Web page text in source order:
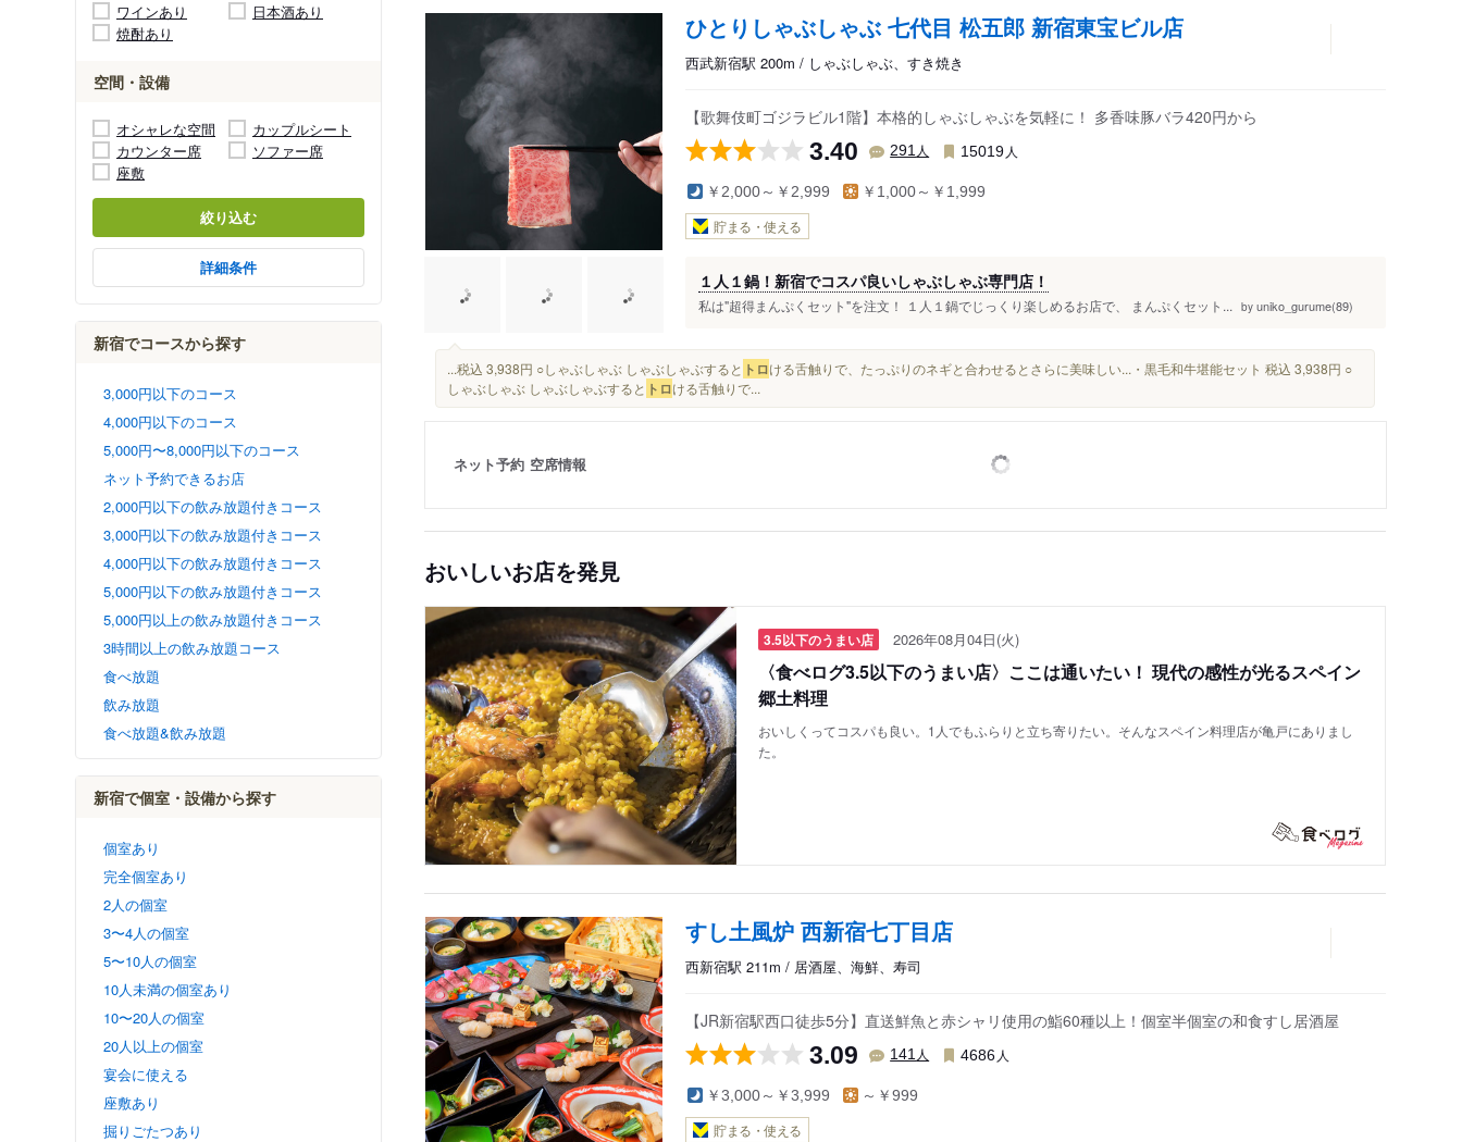
ワインあり
日本酒あり
焼酎あり
空間・設備
オシャレな空間
カップルシート
カウンター席
ソファー席
座敷
絞り込む
詳細条件
新宿でコースから探す
3,000円以下のコース
4,000円以下のコース
5,000円〜8,000円以下のコース
ネット予約できるお店
2,000円以下の飲み放題付きコース
3,000円以下の飲み放題付きコース
4,000円以下の飲み放題付きコース
5,000円以下の飲み放題付きコース
5,000円以上の飲み放題付きコース
3時間以上の飲み放題コース
食べ放題
飲み放題
食べ放題&飲み放題
新宿で個室・設備から探す
個室あり
完全個室あり
2人の個室
3〜4人の個室
5〜10人の個室
10人未満の個室あり
10〜20人の個室
20人以上の個室
宴会に使える
座敷あり
掘りごたつあり
ひとりしゃぶしゃぶ 七代目 松五郎 新宿東宝ビル店
西武新宿駅 200m / しゃぶしゃぶ、すき焼き
【歌舞伎町ゴジラビル1階】本格的しゃぶしゃぶを気軽に！ 多香味豚バラ420円から
3.40 291 人 15019 人
￥2,000～￥2,999 ￥1,000～￥1,999
貯まる・使える
１人１鍋！新宿でコスパ良いしゃぶしゃぶ専門店！
私は"超得まんぷくセット"を注文！ １人１鍋でじっくり楽しめるお店で、 まんぷくセット... by uniko_gurume(89)
...税込 3,938円 ○しゃぶしゃぶ しゃぶしゃぶすると トロける舌触りで、たっぷりのネギと合わせるとさらに美味しい...・黒毛和牛堪能セット 税込 3,938円 ○
しゃぶしゃぶ しゃぶしゃぶすると トロける舌触りで...
ネット予約 空席情報
おいしいお店を発見
3.5以下のうまい店 2026年08月04日(火)
〈食べログ3.5以下のうまい店〉ここは通いたい！ 現代の感性が光るスペイン
郷土料理
おいしくってコスパも良い。1人でもふらりと立ち寄りたい。そんなスペイン料理店が亀戸にありまし
た。
すし土風炉 西新宿七丁目店
西新宿駅 211m / 居酒屋、海鮮、寿司
【JR新宿駅西口徒歩5分】直送鮮魚と赤シャリ使用の鮨60種以上！個室半個室の和食すし居酒屋
3.09 141 人 4686 人
￥3,000～￥3,999 ～￥999
貯まる・使える